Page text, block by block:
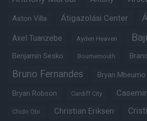
Aston Villa Átigazolási Center
Axel Tuanzebe Ayden Heaven
Benjamin Sesko Bournemouth
Bruno Fernandes Bryan Mbeumo
Bryan Robson Cardiff City
Chido Obi Christian Eriksen